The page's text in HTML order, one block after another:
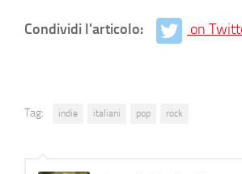
Condividi l'articolo: on
Tag: indie italiani pop rock